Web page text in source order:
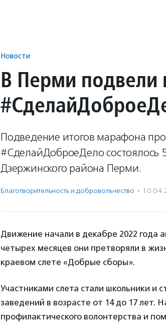
Новости
В Перми подвели
Подведение итогов марафона
#СделайДоброеДело состоялось
Дзержинского района Перми.
Благотвори­тель­ность и доброволь­чест­во ·
Движение начали в декабре 2022 года
четырех месяцев они претворяли в
краевом слете «Добрые сборы».
Участниками слета стали школьники и
заведений в возрасте от 14 до 17 лет.
профилактического волонтерства и